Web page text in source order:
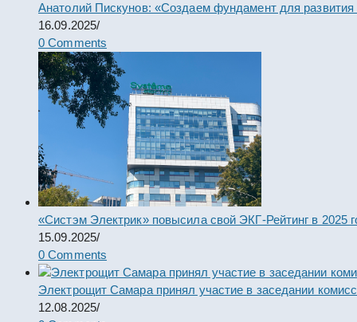
Анатолий Пискунов: «Создаем фундамент для развития
16.09.2025/
0 Comments
«Систэм Электрик» повысила свой ЭКГ-Рейтинг в 2025
15.09.2025/
0 Comments
Электрощит Самара принял участие в заседании
12.08.2025/